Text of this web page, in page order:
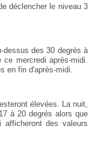
déclencher le niveau 3
dessus des 30 degrés à
ce mercredi après-midi.
en fin d'après-midi.
élevées. La nuit,
à 20 degrés alors que
afficheront des valeurs